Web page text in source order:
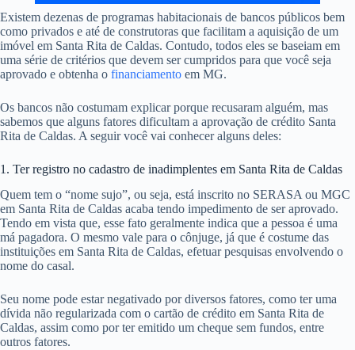
Existem dezenas de programas habitacionais de bancos públicos bem
como privados e até de construtoras que facilitam a aquisição de um
imóvel em Santa Rita de Caldas. Contudo, todos eles se baseiam em
uma série de critérios que devem ser cumpridos para que você seja
aprovado e obtenha o financiamento em MG.
Os bancos não costumam explicar porque recusaram alguém, mas
sabemos que alguns fatores dificultam a aprovação de crédito Santa
Rita de Caldas. A seguir você vai conhecer alguns deles:
1. Ter registro no cadastro de inadimplentes em Santa Rita de Caldas
Quem tem o “nome sujo”, ou seja, está inscrito no SERASA ou MGC
em Santa Rita de Caldas acaba tendo impedimento de ser aprovado.
Tendo em vista que, esse fato geralmente indica que a pessoa é uma
má pagadora. O mesmo vale para o cônjuge, já que é costume das
instituições em Santa Rita de Caldas, efetuar pesquisas envolvendo o
nome do casal.
Seu nome pode estar negativado por diversos fatores, como ter uma
dívida não regularizada com o cartão de crédito em Santa Rita de
Caldas, assim como por ter emitido um cheque sem fundos, entre
outros fatores.